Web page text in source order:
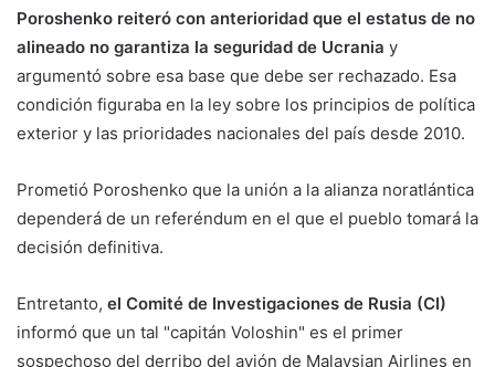
Poroshenko reiteró con anterioridad que el estatus de no
alineado no garantiza la seguridad de Ucrania y
argumentó sobre esa base que debe ser rechazado. Esa
condición figuraba en la ley sobre los principios de política
exterior y las prioridades nacionales del país desde 2010.
Prometió Poroshenko que la unión a la alianza noratlántica
dependerá de un referéndum en el que el pueblo tomará la
decisión definitiva.
Entretanto, el Comité de Investigaciones de Rusia (CI)
informó que un tal "capitán Voloshin" es el primer
sospechoso del derribo del avión de Malaysian Airlines en